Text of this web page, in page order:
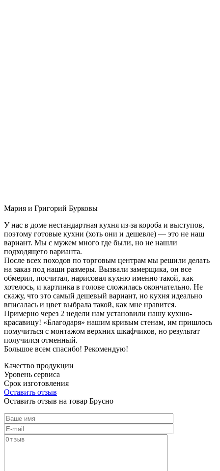
Мария и Григорий Бурковы
У нас в доме нестандартная кухня из-за короба и выступов,
поэтому готовые кухни (хоть они и дешевле) — это не наш
вариант. Мы с мужем много где были, но не нашли
подходящего варианта.
После всех походов по торговым центрам мы решили делать
на заказ под наши размеры. Вызвали замерщика, он все
обмерил, посчитал, нарисовал кухню именно такой, как
хотелось, и картинка в голове сложилась окончательно. Не
скажу, что это самый дешевый вариант, но кухня идеально
вписалась и цвет выбрала такой, как мне нравится.
Примерно через 2 недели нам установили нашу кухню-
красавицу! «Благодаря» нашим кривым стенам, им пришлось
помучиться с монтажом верхних шкафчиков, но результат
получился отменный.
Большое всем спасибо! Рекомендую!
Качество продукции
Уровень сервиса
Срок изготовления
Оставить отзыв
Оставить отзыв на товар Брусно